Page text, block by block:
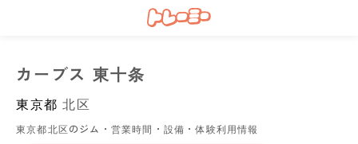
カーブス 東十条
東京都 北区
東京都北区のジム・営業時間・設備・体験利用情報